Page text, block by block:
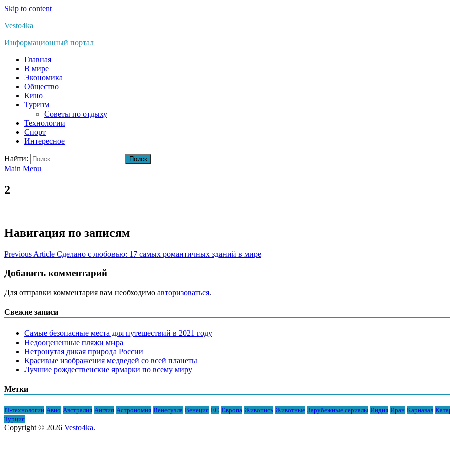
Skip to content
Vesto4ka
Информационный портал
Главная
В мире
Экономика
Общество
Кино
Туризм
Советы по отдыху
Технологии
Спорт
Интересное
Найти:
Main Menu
2
Навигация по записям
Previous Article Сделано с любовью: 17 самых романтичных зданий в мире
Добавить комментарий
Для отправки комментария вам необходимо авторизоваться.
Свежие записи
Самые безопасные места для путешествий в 2021 году
Недооцененные пляжи мира
Нетронутая дикая природа России
Красивые изображения медведей со всей планеты
Лучшие рождественские ярмарки по всему миру
Метки
IT-технологии Авио Австралия Англия Астрономия Венесуэла Венеция ЕС Европа Живопись Животные Зарубежные сериалы Индия Иран Карнавал
Турция
Copyright © 2026 Vesto4ka.